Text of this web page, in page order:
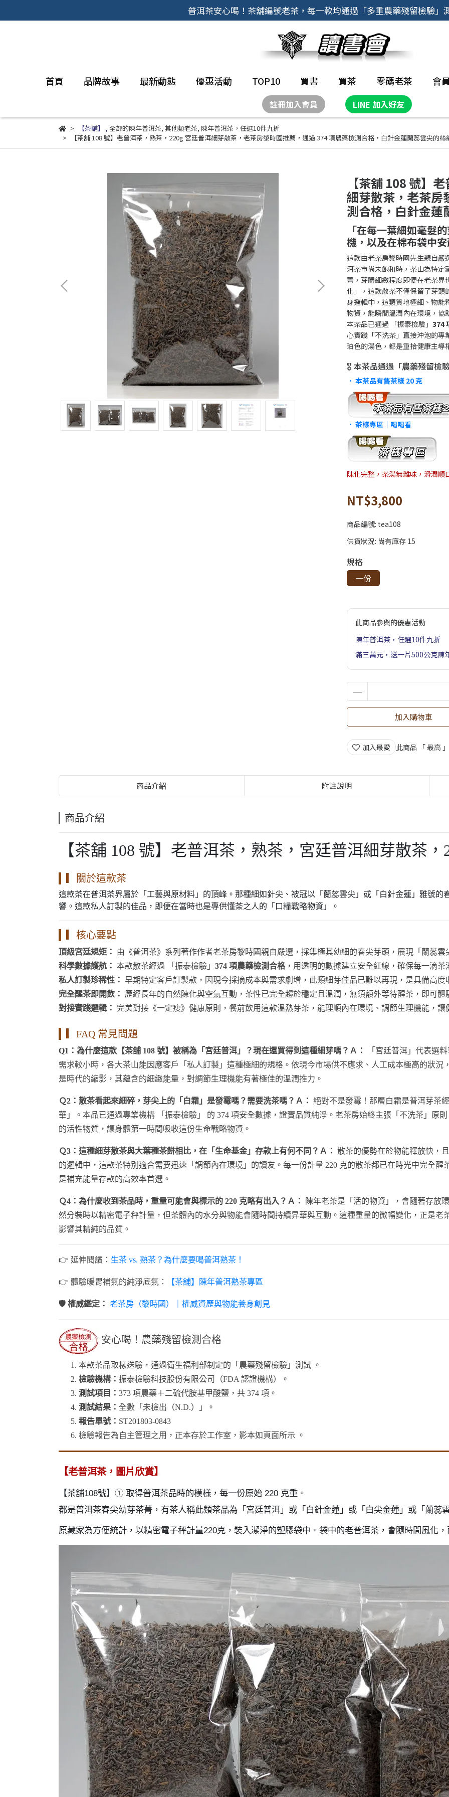
普洱茶安心喝！茶舖編號老茶，每一款均通過「多重農藥殘留檢驗」
首頁 品牌故事 最新動態 優惠活動 TOP10 買書 買茶 零碼老茶 會
註冊加入會員 LINE 加入好友
【茶舖】 , 全部的陳年普洱茶, 其他類老茶, 陳年普洱茶，任選10件九折
【茶舖 108 號】老普洱茶，熟茶，220g 宮廷普洱細芽散茶，老茶房黎時國推薦，通過 374 項農藥檢測合格，白針金蓮蘭蕊雲尖的
【茶舖 108 號】
細芽散茶，老茶房
測合格，白針金蓮
「在每一葉細如毫髮
機，以及在棉布袋中
這款由老茶房黎時國先生親自嚴
洱茶市尚未飽和時，茶山為特定
菁，芽體細緻程度即便在老茶界
化」，這款散茶不僅保留了芽頭
身邏輯中，這類質地極細、物能
物資，能瞬間溫潤內在環境，協
本茶品已通過 「振泰檢驗」 374
心實踐「不洗茶」直接沖泡的專
珀色的湯色，都是重拾健康主導
🎖️ 本茶品通過「農藥殘留檢
• 本茶品有售茶樣 20 克
• 茶樣專區｜喝喝看
陳化完整，茶湯無雜味，滑潤順
NT$3,800
商品編號: tea108
供貨狀況: 尚有庫存 15
規格
一份
此商品參與的優惠活動
陳年普洱茶，任選10件九折
滿三萬元，送一片500公克陳
加入購物車
加入最愛 此商品 「 最高
商品介紹 附註說明
商品介紹
【茶舖 108 號】老普洱茶，熟茶，宮廷普洱細芽散茶，
▎關於這款茶
這款茶在普洱茶界屬於「工藝與原材料」的頂峰。那種細如針尖、被冠以「蘭蕊雲尖」或「白針金蓮」雅號的
響。這款私人訂製的佳品，即便在當時也是專供懂茶之人的「口糧戰略物資」。
▎核心要點
頂級宮廷規矩：
由《普洱茶》系列著作作者老茶房黎時國親自嚴選，採集極其幼細的春尖芽頭，展現「蘭蕊雲
科學數據護航： 本款散茶經過 「振泰檢驗」 374 項農藥檢測合格，用透明的數據建立安全紅線，確保每一滴茶
私人訂製珍稀性： 早期特定客戶訂製款，因現今採摘成本與需求劇增，此類細芽佳品已難以再現，是具備高度
完全醒茶即開飲：
歷經長年的自然陳化與空氣互動，茶性已完全趨於穩定且溫潤，無須額外等待醒茶，即可體
對接實踐邏輯：
完美對接《一定瘦》健康原則，餐前飲用這款溫熱芽茶，能理順內在環境、調節生理機能，讓
▎FAQ 常見問題
Q1：為什麼這款【茶舖 108 號】被稱為「宮廷普洱」？現在還買得到這種細芽嗎？Ａ：
「宮廷普洱」代表選
需求較小時，各大茶山能因應客戶「私人訂製」這種極細的規格。依現今市場供不應求、人工成本極高的狀況
是時代的縮影，其蘊含的細緻能量，對調節生理機能有著極佳的溫潤推力。
Ｑ2：散茶看起來細碎，芽尖上的「白霜」是發霉嗎？需要洗茶嗎？Ａ： 絕對不是發霉！那層白霜是普洱芽茶
華」。本品已通過專業機構 「振泰檢驗」 的 374 項安全數據，證實品質純淨。老茶房始終主張「不洗茶」原
的活性物質，讓身體第一時間吸收這份生命戰略物資。
Ｑ3：這種細芽散茶與大葉種茶餅相比，在「生命基金」存款上有何不同？Ａ： 散茶的優勢在於物能釋放快，
的邏輯中，這款茶特別適合需要迅速「調節內在環境」的讀友。每一份計量 220 克的散茶都已在時光中完全醒
是補充能量存款的高效率首選。
Ｑ4：為什麼收到茶品時，重量可能會與標示的 220 克略有出入？Ａ：
陳年老茶是「活的物資」，會隨著存放
然分裝時以精密電子秤計量，但茶體內的水分與物能會隨時間持續昇華與互動。這種重量的微幅變化，正是老
影響其精純的品質。
👉 延伸閱讀： 生茶 vs. 熟茶？為什麼要喝普洱熟茶！
👉 體驗暖胃補氣的純淨底氣： 【茶舖】陳年普洱熟茶專區
🛡️ 權威鑑定： 老茶房（黎時國）｜權威資歷與物能養身創見
安心喝！農藥殘留檢測合格
本款茶品取樣送驗，通過衛生福利部制定的「農藥殘留檢驗」測試 。
檢驗機構： 振泰檢驗科技股份有限公司（FDA 認證機構）。
測試項目： 373 項農藥＋二硫代胺基甲酸鹽，共 374 項。
測試結果： 全數「未檢出（N.D.）」。
報告單號： ST201803-0843
檢驗報告為自主管理之用，正本存於工作室，影本如頁面所示 。
【老普洱茶，圖片欣賞】
【茶舖108號】① 取得普洱茶品時的模樣，每一份原始 220 克重。
都是普洱茶春尖幼芽茶菁，有茶人稱此類茶品為「宮廷普洱」或「白針金蓮」或「白尖金蓮」或「蘭蕊
原藏家為方便統計，以精密電子秤計量220克，裝入潔淨的塑膠袋中。袋中的老普洱茶，會隨時間風化，